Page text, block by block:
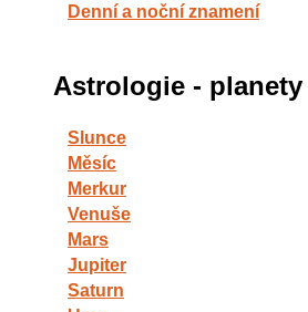
Denní a noční znamení
Astrologie - planety
Slunce
Měsíc
Merkur
Venuše
Mars
Jupiter
Saturn